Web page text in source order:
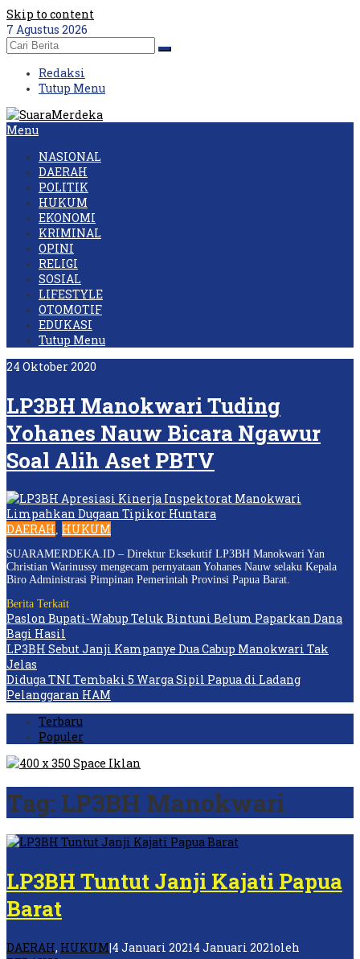
Skip to content
7 Agustus 2026
Redaksi
Tutup Menu
Menu
NASIONAL
DAERAH
POLITIK
HUKUM
EKONOMI
KRIMINAL
OPINI
RELIGI
SOSIAL
LIFESTYLE
OTOMOTIF
EDUKASI
Tutup Menu
24 Oktober 2020
LP3BH Manokwari Tuding
Yohanes Nauw Bicara Ngawur
Soal Alih Aset PBTV
DAERAH, HUKUM
SUARAMERDEKA.ID – Direktur Eksekutif LP3BH Manokwari Yan
Christian Warinussy mengecam pernyataan Yohanes Nauw selaku Kepala
Biro Administrasi Pimpinan Pemerintah Provinsi Papua Barat.
Berita Terkait
Paslon Bupati-Wabup Teluk Bintuni Belum Paparkan Dana
Bagi Hasil
LP3BH Sebut Janji Kampanye Dua Cabup Manokwari Tak
Jelas
Diduga TNI Tembaki 5 Warga Sipil Papua di Ladang
Pelanggaran HAM
Terbaru
Populer
Tag: LP3BH Manokwari
LP3BH Tuntut Janji Kajati Papua
Barat
DAERAH, HUKUM|4 Januari 20214 Januari 2021oleh